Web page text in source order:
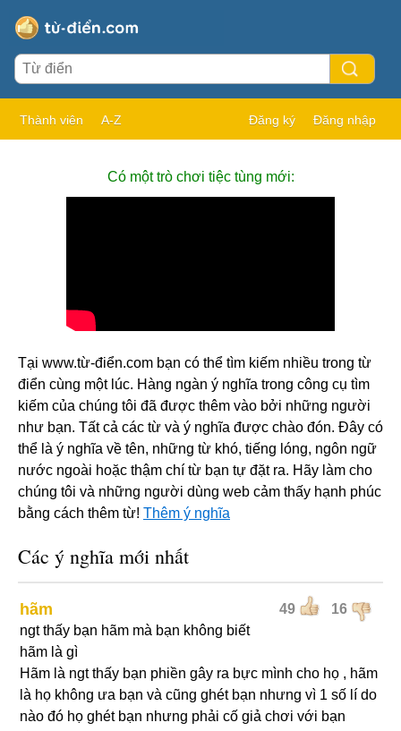
Thành viên A-Z Đăng ký Đăng nhập
Có một trò chơi tiệc tùng mới:
Tại www.từ-điển.com bạn có thể tìm kiếm nhiều trong từ
điển cùng một lúc. Hàng ngàn ý nghĩa trong công cụ tìm
kiếm của chúng tôi đã được thêm vào bởi những người
như bạn. Tất cả các từ và ý nghĩa được chào đón. Đây có
thể là ý nghĩa về tên, những từ khó, tiếng lóng, ngôn ngữ
nước ngoài hoặc thậm chí từ bạn tự đặt ra. Hãy làm cho
chúng tôi và những người dùng web cảm thấy hạnh phúc
bằng cách thêm từ! Thêm ý nghĩa
Các ý nghĩa mới nhất
49 16
hãm
ngt thấy bạn hãm mà bạn không biết
hãm là gì
Hãm là ngt thấy bạn phiền gây ra bực mình cho họ , hãm
là họ không ưa bạn và cũng ghét bạn nhưng vì 1 số lí do
nào đó họ ghét bạn nhưng phải cố giả chơi với bạn